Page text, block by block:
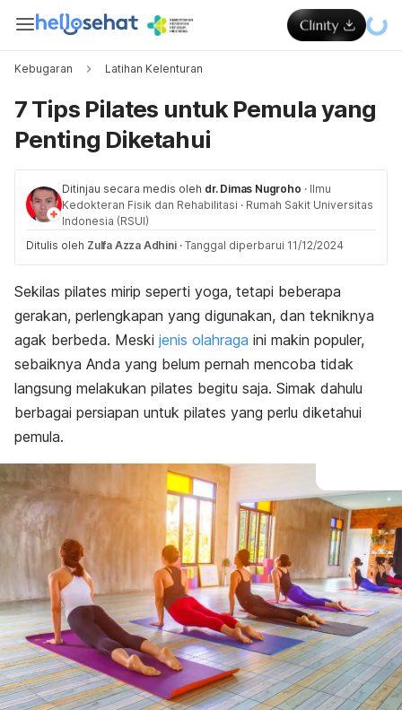
Kebugaran Latihan Kelenturan
7 Tips Pilates untuk Pemula yang
Penting Diketahui
Ditinjau secara medis oleh dr. Dimas Nugroho · Ilmu
Kedokteran Fisik dan Rehabilitasi · Rumah Sakit Universitas
Indonesia (RSUI)
Ditulis oleh Zulfa Azza Adhini · Tanggal diperbarui 11/12/2024
Sekilas pilates mirip seperti yoga, tetapi beberapa
gerakan, perlengkapan yang digunakan, dan tekniknya
agak berbeda. Meski jenis olahraga ini makin populer,
sebaiknya Anda yang belum pernah mencoba tidak
langsung melakukan pilates begitu saja. Simak dahulu
berbagai persiapan untuk pilates yang perlu diketahui
pemula.